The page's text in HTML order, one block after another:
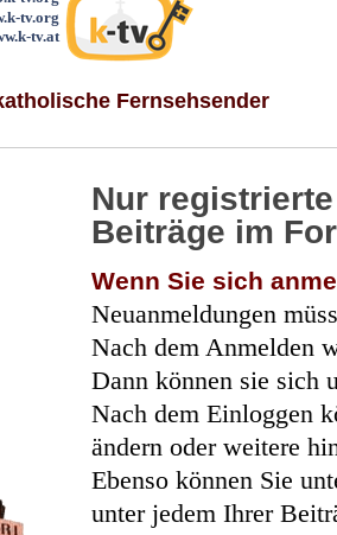
tv.org
tv.at
Fernsehsender
Nur
Beiträge im
Wenn Sie sich
Neuanmeldungen
Nach dem Anmelden
Dann können sie sich
Nach dem Einloggen
ändern oder weitere
Ebenso können Sie
unter jedem Ihrer